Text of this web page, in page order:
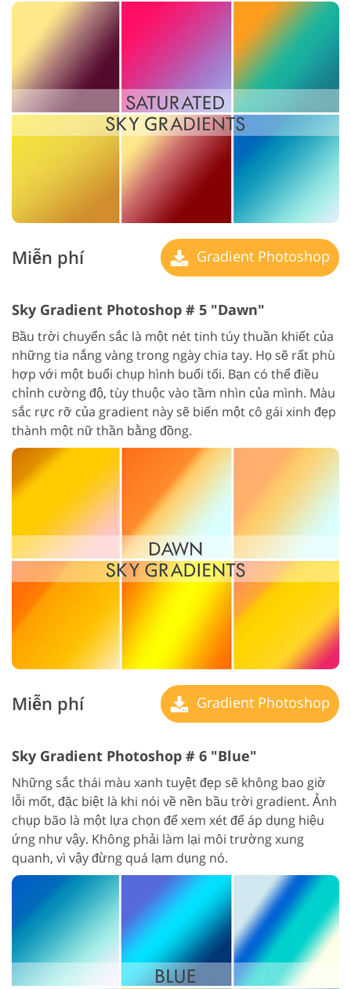
Miễn phí Gradient Photoshop
Sky Gradient Photoshop # 5 "Dawn"
Bầu trời chuyển sắc là một nét tinh túy thuần khiết của
những tia nắng vàng trong ngày chia tay. Họ sẽ rất phù
hợp với một buổi chụp hình buổi tối. Bạn có thể điều
chỉnh cường độ, tùy thuộc vào tầm nhìn của mình. Màu
sắc rực rỡ của gradient này sẽ biến một cô gái xinh đẹp
thành một nữ thần bằng đồng.
Miễn phí Gradient Photoshop
Sky Gradient Photoshop # 6 "Blue"
Những sắc thái màu xanh tuyệt đẹp sẽ không bao giờ
lỗi mốt, đặc biệt là khi nói về nền bầu trời gradient. Ảnh
chụp bão là một lựa chọn để xem xét để áp dụng hiệu
ứng như vậy. Không phải làm lại môi trường xung
quanh, vì vậy đừng quá lạm dụng nó.